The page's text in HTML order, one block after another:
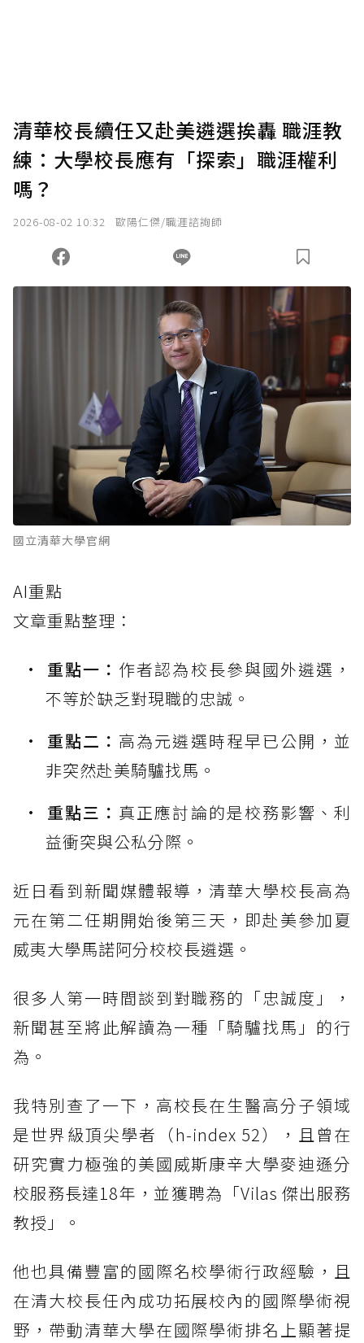
確認送出
您當前剩餘 U 利點數：0點；前往 購買點數
清華校長續任又赴美遴選挨轟 職涯教
練：大學校長應有「探索」職涯權利
嗎？
2026-08-02 10:32 歐陽仁傑/職涯諮詢師
國立清華大學官網
AI重點
文章重點整理：
重點一： 作者認為校長參與國外遴選，
不等於缺乏對現職的忠誠。
重點二： 高為元遴選時程早已公開，並
非突然赴美騎驢找馬。
重點三： 真正應討論的是校務影響、利
益衝突與公私分際。
近日看到新聞媒體報導，清華大學校長高為
元在第二任期開始後第三天，即赴美參加夏
威夷大學馬諾阿分校校長遴選。
很多人第一時間談到對職務的「忠誠度」，
新聞甚至將此解讀為一種「騎驢找馬」的行
為。
我特別查了一下，高校長在生醫高分子領域
是世界級頂尖學者（h-index 52），且曾在
研究實力極強的美國威斯康辛大學麥迪遜分
校服務長達18年，並獲聘為「Vilas 傑出服務
教授」。
他也具備豐富的國際名校學術行政經驗，且
在清大校長任內成功拓展校內的國際學術視
野，帶動清華大學在國際學術排名上顯著提